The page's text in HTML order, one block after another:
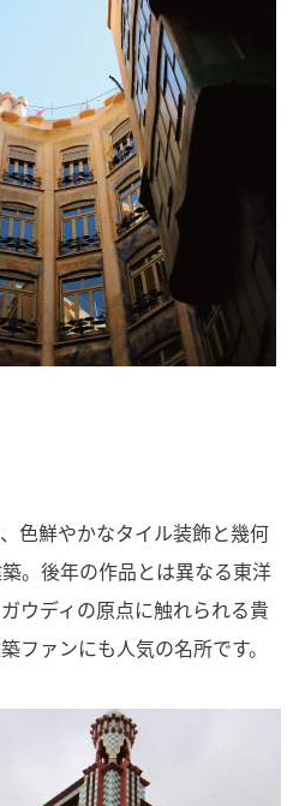
色鮮やかなタイル装飾と幾何
。後年の作品とは異なる東洋
ウディの原点に触れられる貴
ファンにも人気の名所です。